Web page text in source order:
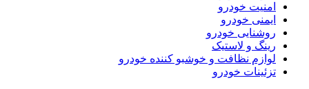
امنیت خودرو
ایمنی خودرو
روشنایی خودرو
رینگ و لاستیک
لوازم نظافت و خوشبو کننده خودرو
تزئینات خودرو